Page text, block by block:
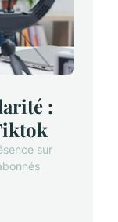
:
sur